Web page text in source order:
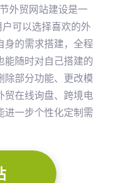
外贸网站建设是一
可以选择喜欢的外
身的需求搭建，全程
能随时对自己搭建的
除部分功能、更改模
贸在线询盘、跨境电
进一步个性化定制需